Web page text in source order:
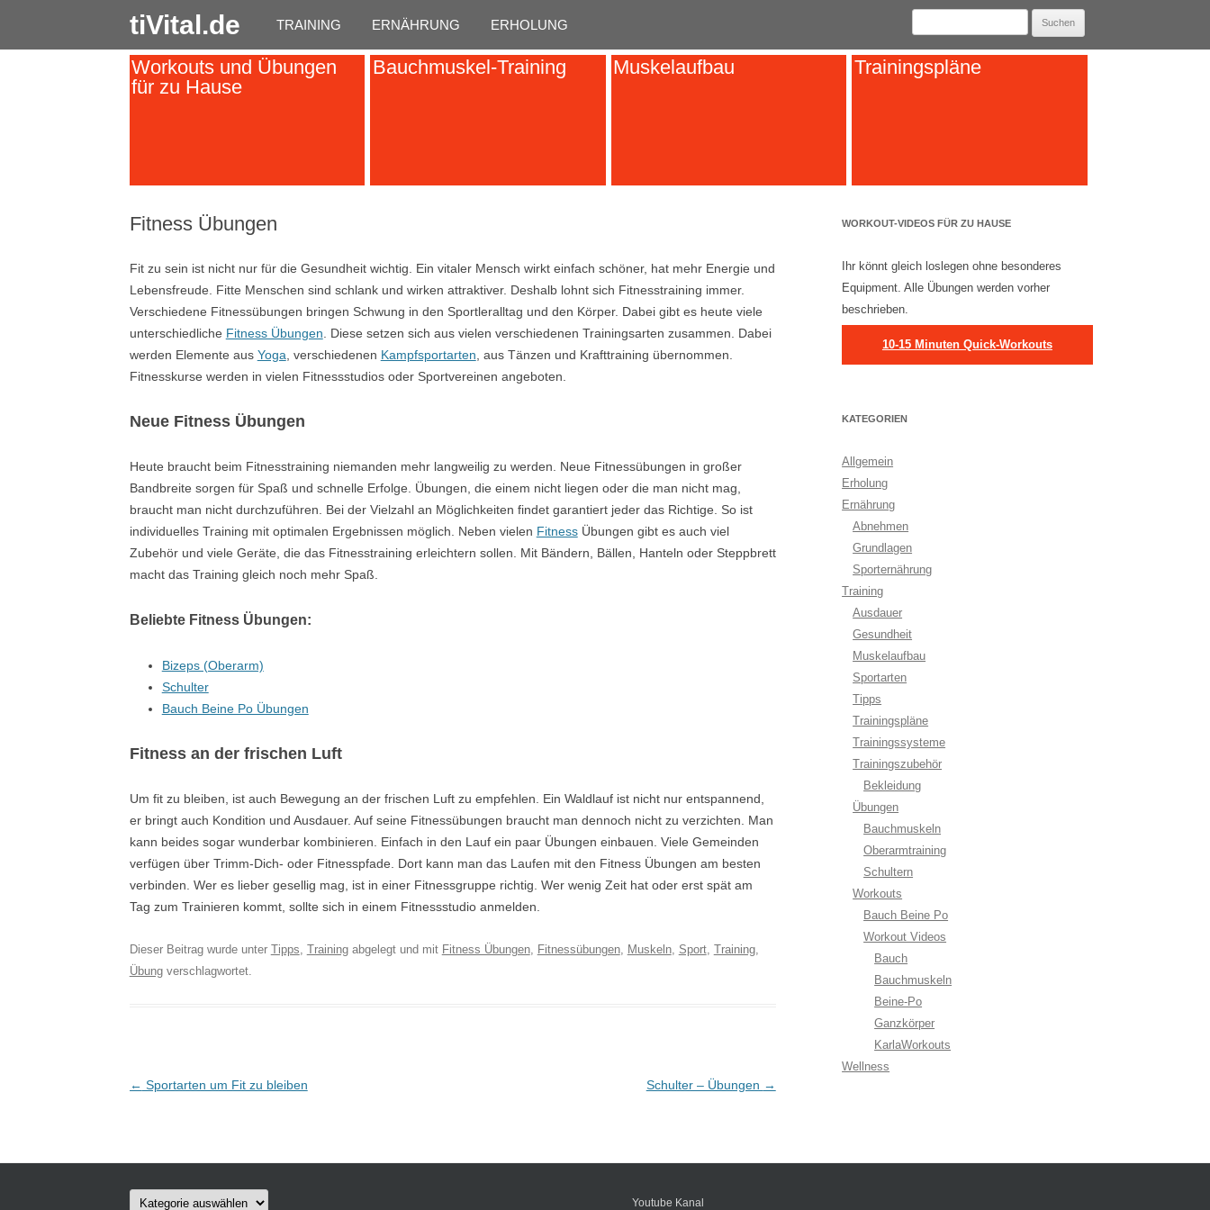
tiVital.de TRAINING ERNÄHRUNG ERHOLUNG
Suchen
Workouts und Übungen
für zu Hause
Bauchmuskel-Training Muskelaufbau Trainingspläne
Fitness Übungen
Fit zu sein ist nicht nur für die Gesundheit wichtig. Ein vitaler Mensch wirkt einfach schöner, hat mehr Energie und
Lebensfreude. Fitte Menschen sind schlank und wirken attraktiver. Deshalb lohnt sich Fitnesstraining immer.
Verschiedene Fitnessübungen bringen Schwung in den Sportleralltag und den Körper. Dabei gibt es heute viele
unterschiedliche Fitness Übungen . Diese setzen sich aus vielen verschiedenen Trainingsarten zusammen. Dabei
werden Elemente aus Yoga , verschiedenen Kampfsportarten , aus Tänzen und Krafttraining übernommen.
Fitnesskurse werden in vielen Fitnessstudios oder Sportvereinen angeboten.
Neue Fitness Übungen
Heute braucht beim Fitnesstraining niemanden mehr langweilig zu werden. Neue Fitnessübungen in großer
Bandbreite sorgen für Spaß und schnelle Erfolge. Übungen, die einem nicht liegen oder die man nicht mag,
braucht man nicht durchzuführen. Bei der Vielzahl an Möglichkeiten findet garantiert jeder das Richtige. So ist
individuelles Training mit optimalen Ergebnissen möglich. Neben vielen FitnessÜbungen gibt es auch viel
Zubehör und viele Geräte, die das Fitnesstraining erleichtern sollen. Mit Bändern, Bällen, Hanteln oder Steppbrett
macht das Training gleich noch mehr Spaß.
Beliebte Fitness Übungen:
Bizeps (Oberarm)
Schulter
Bauch Beine Po Übungen
Fitness an der frischen Luft
Um fit zu bleiben, ist auch Bewegung an der frischen Luft zu empfehlen. Ein Waldlauf ist nicht nur entspannend,
er bringt auch Kondition und Ausdauer. Auf seine Fitnessübungen braucht man dennoch nicht zu verzichten. Man
kann beides sogar wunderbar kombinieren. Einfach in den Lauf ein paar Übungen einbauen. Viele Gemeinden
verfügen über Trimm-Dich- oder Fitnesspfade. Dort kann man das Laufen mit den Fitness Übungen am besten
verbinden. Wer es lieber gesellig mag, ist in einer Fitnessgruppe richtig. Wer wenig Zeit hat oder erst spät am
Tag zum Trainieren kommt, sollte sich in einem Fitnessstudio anmelden.
Dieser Beitrag wurde unter Tipps, Trainingabgelegt und mit Fitness Übungen, Fitnessübungen, Muskeln, Sport, Training,
Übungverschlagwortet.
Post navigation
← Sportarten um Fit zu bleiben Schulter – Übungen →
WORKOUT-VIDEOS FÜR ZU HAUSE
Ihr könnt gleich loslegen ohne besonderes
Equipment. Alle Übungen werden vorher
beschrieben.
10-15 Minuten Quick-Workouts
KATEGORIEN
Allgemein
Erholung
Ernährung
Abnehmen
Grundlagen
Sporternährung
Training
Ausdauer
Gesundheit
Muskelaufbau
Sportarten
Tipps
Trainingspläne
Trainingssysteme
Trainingszubehör
Bekleidung
Übungen
Bauchmuskeln
Oberarmtraining
Schultern
Workouts
Bauch Beine Po
Workout Videos
Bauch
Bauchmuskeln
Beine-Po
Ganzkörper
KarlaWorkouts
Wellness
Kategorien Youtube Kanal